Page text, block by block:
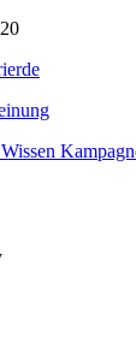
de